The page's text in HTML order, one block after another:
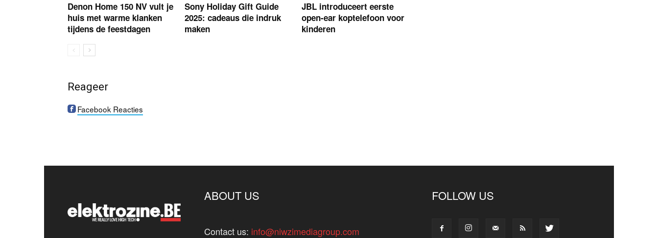
Denon Home 150 NV vult je
huis met warme klanken
tijdens de feestdagen
Sony Holiday Gift Guide
2025: cadeaus die indruk
maken
JBL introduceert eerste
open-ear koptelefoon voor
kinderen
Reageer
Facebook Reacties
ABOUT US
Contact us: info@niwzimediagroup.com
FOLLOW US